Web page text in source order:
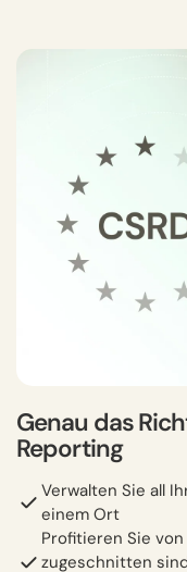
Genau das
Reporting
Verwalten Sie all
einem Ort
Profitieren Sie
zugeschnitten